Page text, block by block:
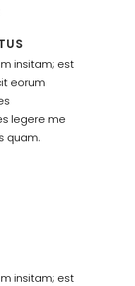
insitam; est
eorum
legere me
quam.
insitam; est